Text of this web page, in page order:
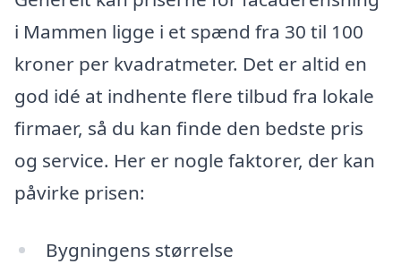
i Mammen ligge i et spænd fra 30 til 100
kroner per kvadratmeter. Det er altid en
god idé at indhente flere tilbud fra lokale
firmaer, så du kan finde den bedste pris
og service. Her er nogle faktorer, der kan
påvirke prisen:
Bygningens størrelse